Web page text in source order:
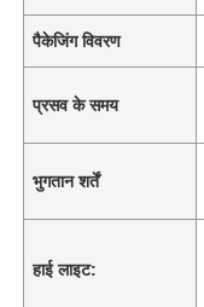
पैकेजिंग विवरण
प्रसव के समय
भुगतान शर्तें
हाई लाइट: